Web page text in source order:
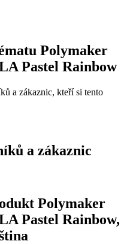
Polymaker
Pastel Rainbow
a zákaznic, kteří si tento
a zákaznic
Polymaker
Pastel Rainbow,